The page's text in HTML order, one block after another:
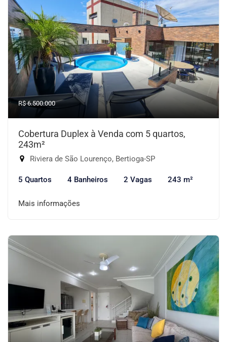
R$ 6.500.000
Cobertura Duplex à Venda com 5 quartos,
243m²
Riviera de São Lourenço, Bertioga-SP
5 Quartos 4 Banheiros 2 Vagas 243 m²
Mais informações